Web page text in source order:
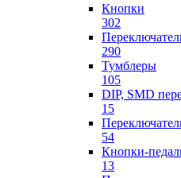
Кнопки
302
290
Тумблеры
105
DIP, SMD
15
54
Кнопки-
13